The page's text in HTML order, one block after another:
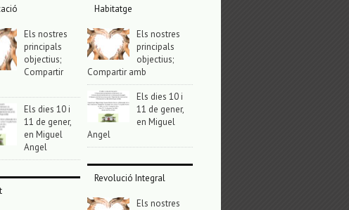
Els nostres
principals
objectius;
Compartir
Els dies 10 i
11 de gener,
en Miguel
Angel
Habitatge
Els nostres
principals
objectius;
Compartir amb
Els dies 10 i
11 de gener,
en Miguel
Angel
Revolució Integral
Els nostres